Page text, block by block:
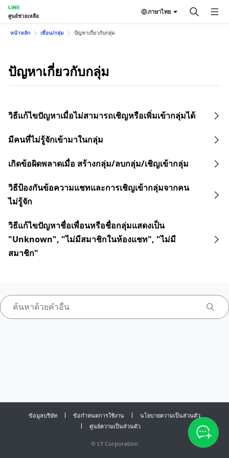
LINE
ศูนย์ช่วยเหลือ
ภาษาไทย
หน้าหลัก เพื่อน/กลุ่ม ปัญหาเกี่ยวกับกลุ่ม
ปัญหาเกี่ยวกับกลุ่ม
วิธีแก้ไขปัญหาเมื่อไม่สามารถเชิญหรือเพิ่มเข้ากลุ่มได้
มีคนที่ไม่รู้จักเข้ามาในกลุ่ม
เกิดข้อผิดพลาดเมื่อ สร้างกลุ่ม/ลบกลุ่ม/เชิญเข้ากลุ่ม
วิธีป้องกันข้อความแชทและการเชิญเข้ากลุ่มจากคน
ไม่รู้จัก
วิธีแก้ไขปัญหาชื่อเพื่อนหรือชื่อกลุ่มแสดงเป็น
"Unknown", "ไม่มีสมาชิกในห้องแชท", "ไม่มี
สมาชิก"
ข้อมูลบริษัท ข้อกำหนดการใช้งาน
นโยบายความเป็นส่วนตัว
ศูนย์ความเป็นส่วนตัว
© LY Corporation